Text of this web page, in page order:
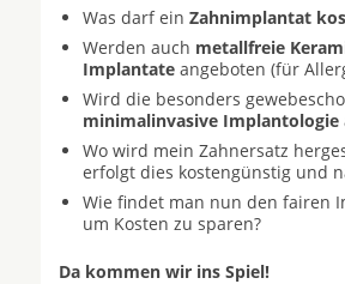
Was darf ein Zahnimplantat
Werden auch metallfreie
Implantate angeboten (für
Wird die besonders
minimalinvasive Implantologie
Wo wird mein Zahnersatz
erfolgt dies kostengünstig und
Wie findet man nun den fairen
um Kosten zu sparen?
Da kommen wir ins Spiel!